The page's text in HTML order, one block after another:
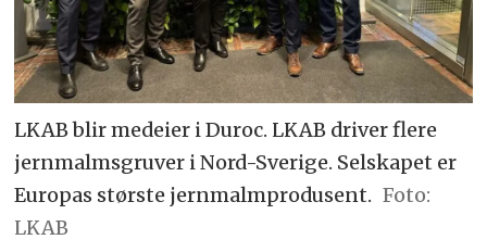
LKAB blir medeier i Duroc. LKAB driver flere
jernmalmsgruver i Nord-Sverige. Selskapet er
Europas største jernmalmprodusent.
LKAB